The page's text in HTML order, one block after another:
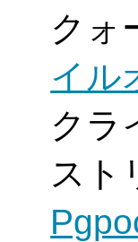
クォ
イル
クラ
スト